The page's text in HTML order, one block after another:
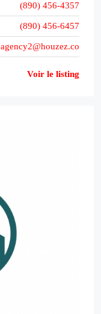
(890) 456-4357
(890) 456-6457
agency2@houzez.co
Voir le listing